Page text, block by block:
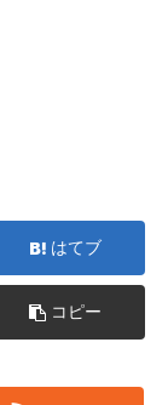
はてブ
コピー